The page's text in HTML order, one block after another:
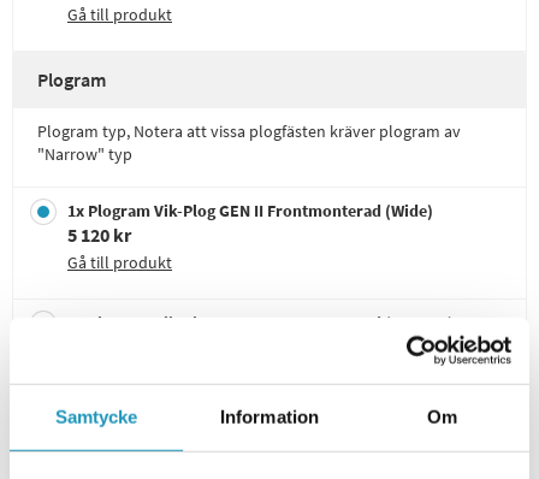
Samtycke Information Om
Gå till produkt
Plogram
Plogram typ, Notera att vissa plogfästen kräver plogram av
"Narrow" typ
1x Plogram Vik-Plog GEN II Frontmonterad (Wide)
5 120 kr
Gå till produkt
1x Plogram Vik-Plog GEN II Frontmonterad (Narrow)
Visar